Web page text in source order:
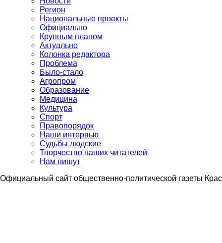
Регион
Национальные проекты
Официально
Крупным планом
Актуально
Колонка редактора
Проблема
Было-стало
Агропром
Образование
Медицина
Культура
Спорт
Правопорядок
Наши интервью
Судьбы людские
Творчество наших читателей
Нам пишут
Официальный сайт общественно-политической газеты